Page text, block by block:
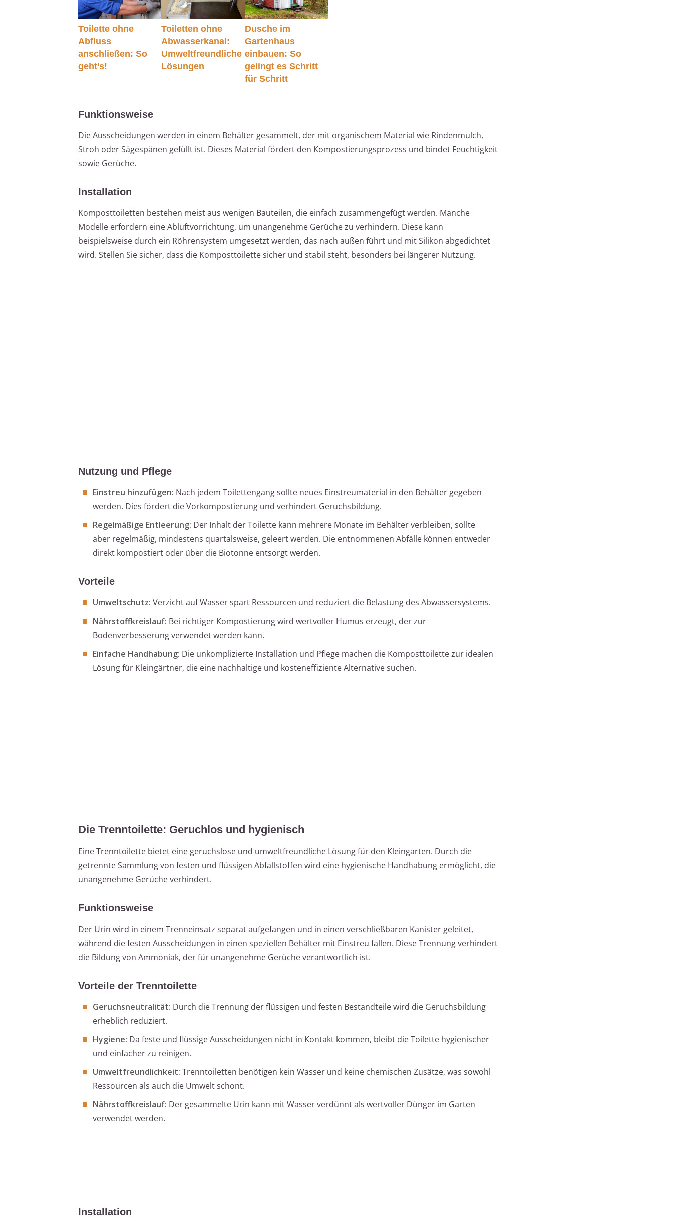
Toilette ohne
Abfluss
anschließen: So
geht’s!
Toiletten ohne
Abwasserkanal:
Umweltfreundliche
Lösungen
Dusche im
Gartenhaus
einbauen: So
gelingt es Schritt
für Schritt
Funktionsweise
Die Ausscheidungen werden in einem Behälter gesammelt, der mit organischem Material wie Rindenmulch,
Stroh oder Sägespänen gefüllt ist. Dieses Material fördert den Kompostierungsprozess und bindet Feuchtigkeit
sowie Gerüche.
Installation
Komposttoiletten bestehen meist aus wenigen Bauteilen, die einfach zusammengefügt werden. Manche
Modelle erfordern eine Abluftvorrichtung, um unangenehme Gerüche zu verhindern. Diese kann
beispielsweise durch ein Röhrensystem umgesetzt werden, das nach außen führt und mit Silikon abgedichtet
wird. Stellen Sie sicher, dass die Komposttoilette sicher und stabil steht, besonders bei längerer Nutzung.
Nutzung und Pflege
Einstreu hinzufügen: Nach jedem Toilettengang sollte neues Einstreumaterial in den Behälter gegeben
werden. Dies fördert die Vorkompostierung und verhindert Geruchsbildung.
Regelmäßige Entleerung: Der Inhalt der Toilette kann mehrere Monate im Behälter verbleiben, sollte
aber regelmäßig, mindestens quartalsweise, geleert werden. Die entnommenen Abfälle können entweder
direkt kompostiert oder über die Biotonne entsorgt werden.
Vorteile
Umweltschutz: Verzicht auf Wasser spart Ressourcen und reduziert die Belastung des Abwassersystems.
Nährstoffkreislauf: Bei richtiger Kompostierung wird wertvoller Humus erzeugt, der zur
Bodenverbesserung verwendet werden kann.
Einfache Handhabung: Die unkomplizierte Installation und Pflege machen die Komposttoilette zur idealen
Lösung für Kleingärtner, die eine nachhaltige und kosteneffiziente Alternative suchen.
Die Trenntoilette: Geruchlos und hygienisch
Eine Trenntoilette bietet eine geruchslose und umweltfreundliche Lösung für den Kleingarten. Durch die
getrennte Sammlung von festen und flüssigen Abfallstoffen wird eine hygienische Handhabung ermöglicht, die
unangenehme Gerüche verhindert.
Funktionsweise
Der Urin wird in einem Trenneinsatz separat aufgefangen und in einen verschließbaren Kanister geleitet,
während die festen Ausscheidungen in einen speziellen Behälter mit Einstreu fallen. Diese Trennung verhindert
die Bildung von Ammoniak, der für unangenehme Gerüche verantwortlich ist.
Vorteile der Trenntoilette
Geruchsneutralität: Durch die Trennung der flüssigen und festen Bestandteile wird die Geruchsbildung
erheblich reduziert.
Hygiene: Da feste und flüssige Ausscheidungen nicht in Kontakt kommen, bleibt die Toilette hygienischer
und einfacher zu reinigen.
Umweltfreundlichkeit: Trenntoiletten benötigen kein Wasser und keine chemischen Zusätze, was sowohl
Ressourcen als auch die Umwelt schont.
Nährstoffkreislauf: Der gesammelte Urin kann mit Wasser verdünnt als wertvoller Dünger im Garten
verwendet werden.
Installation